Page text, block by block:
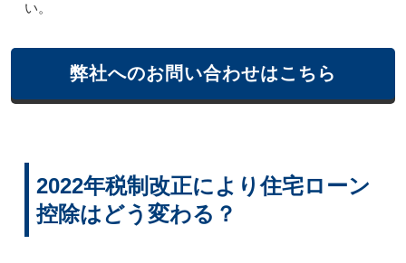
い。
弊社へのお問い合わせはこちら
2022年税制改正により住宅ローン
控除はどう変わる？